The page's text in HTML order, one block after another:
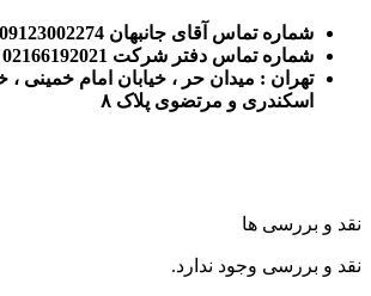
شماره تماس آقای جانبهان 09123002274
شماره تماس دفتر شرکت 02166192021
تهران : میدان حر ، خیابان امام خمینی ،
اسکندری و مرتضوی پلاک ۸
نقد و بررسی ها
نقد و بررسی وجود ندارد.